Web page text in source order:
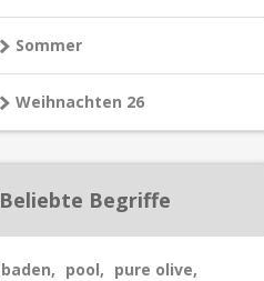
Sommer
Weihnachten 26
Beliebte Begriffe
baden, pool, pure olive,